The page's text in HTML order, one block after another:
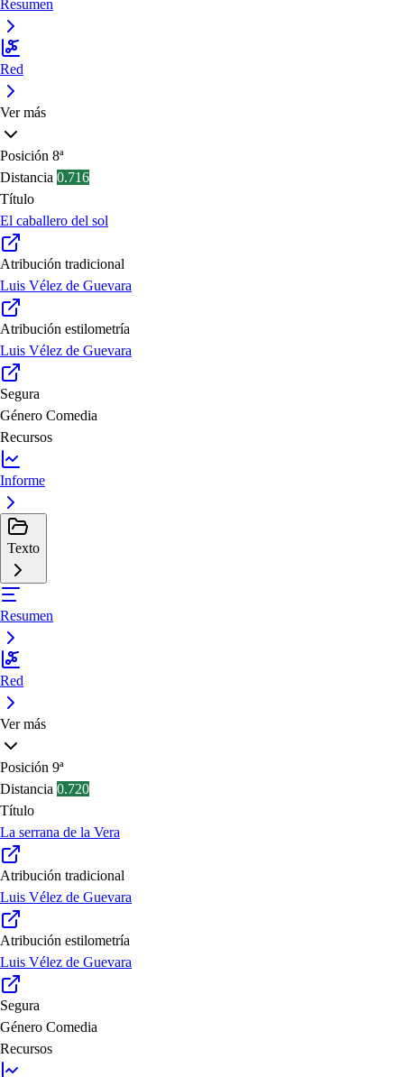
Resumen
Red
Ver más
Posición 8ª
Distancia 0.716
Título
El caballero del sol
Atribución tradicional
Luis Vélez de Guevara
Atribución estilometría
Luis Vélez de Guevara
Segura
Género Comedia
Recursos
Informe
Texto
Resumen
Red
Ver más
Posición 9ª
Distancia 0.720
Título
La serrana de la Vera
Atribución tradicional
Luis Vélez de Guevara
Atribución estilometría
Luis Vélez de Guevara
Segura
Género Comedia
Recursos